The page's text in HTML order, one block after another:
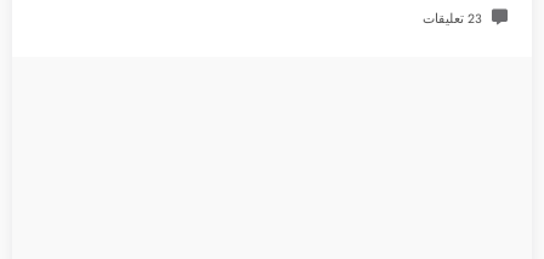
23 تعليقات